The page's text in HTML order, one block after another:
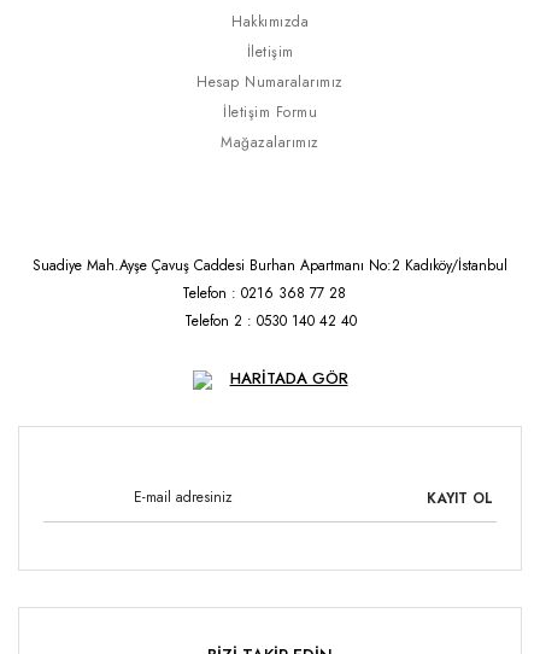
Hakkımızda
İletişim
Hesap Numaralarımız
İletişim Formu
Mağazalarımız
Suadiye Mah.Ayşe Çavuş Caddesi Burhan Apartmanı No:2 Kadıköy/İstanbul
Telefon : 0216 368 77 28
Telefon 2 : 0530 140 42 40
HARİTADA GÖR
KAYIT OL